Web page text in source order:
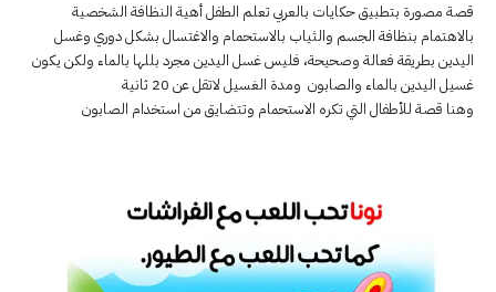
قصة مصورة بتطبيق حكايات بالعربي تعلم الطفل أهية النظافة الشخصية
بالاهتمام بنظافة الجسم والثياب بالاستحمام والاغتسال بشكل دوري وغسل
اليدين بطريقة فعالة وصحيحة، فليس غسل اليدين مجرد بللها بالماء ولكن يكون
غسيل اليدين بالماء والصابون ومدة الغسيل لاتقل عن 20 ثانية
وهنا قصة للأطفال التي تكره الاستحمام وتتضايق من استخدام الصابون